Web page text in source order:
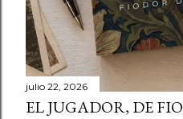
julio 22, 2026
EL JUGADOR, DE